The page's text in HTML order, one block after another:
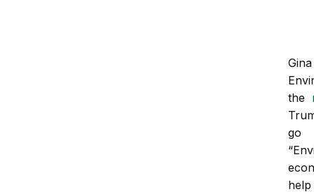
the
go